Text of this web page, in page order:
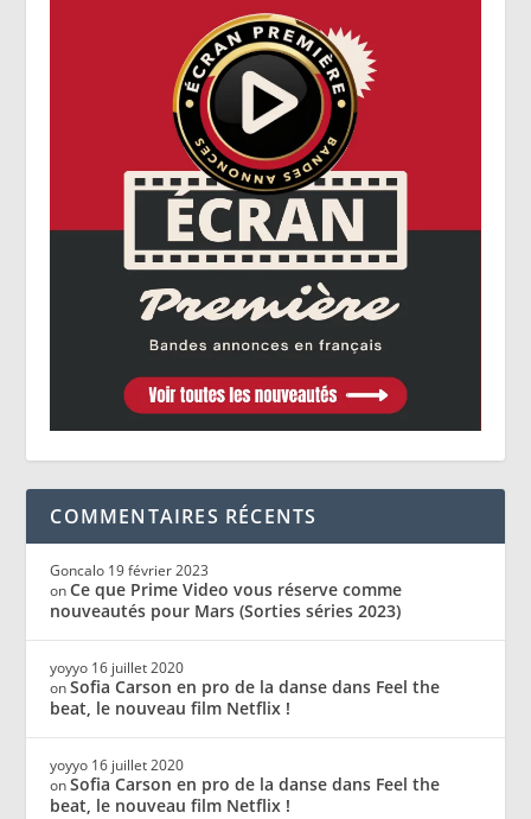
COMMENTAIRES RÉCENTS
Goncalo 19 février 2023
onCe que Prime Video vous réserve comme
nouveautés pour Mars (Sorties séries 2023)
yoyyo 16 juillet 2020
onSofia Carson en pro de la danse dans Feel the
beat, le nouveau film Netflix !
yoyyo 16 juillet 2020
onSofia Carson en pro de la danse dans Feel the
beat, le nouveau film Netflix !